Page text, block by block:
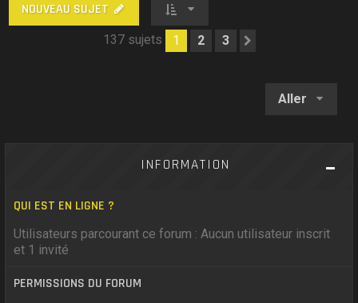
NOUVEAU SUJET
137 sujets 1 2 3
Aller
INFORMATION
QUI EST EN LIGNE ?
Utilisateurs parcourant ce forum : Aucun utilisateur inscrit
et 1 invité
PERMISSIONS DU FORUM